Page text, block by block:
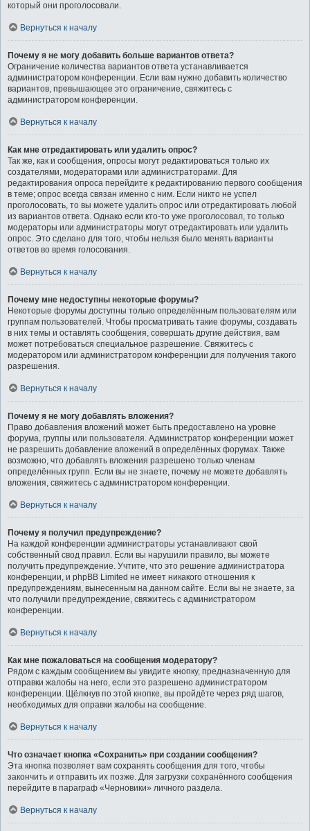
который они проголосовали.
Вернуться к началу
Почему я не могу добавить больше вариантов ответа?
Ограничение количества вариантов ответа устанавливается
администратором конференции. Если вам нужно добавить количество
вариантов, превышающее это ограничение, свяжитесь с
администратором конференции.
Вернуться к началу
Как мне отредактировать или удалить опрос?
Так же, как и сообщения, опросы могут редактироваться только их
создателями, модераторами или администраторами. Для
редактирования опроса перейдите к редактированию первого сообщения
в теме; опрос всегда связан именно с ним. Если никто не успел
проголосовать, то вы можете удалить опрос или отредактировать любой
из вариантов ответа. Однако если кто-то уже проголосовал, то только
модераторы или администраторы могут отредактировать или удалить
опрос. Это сделано для того, чтобы нельзя было менять варианты
ответов во время голосования.
Вернуться к началу
Почему мне недоступны некоторые форумы?
Некоторые форумы доступны только определённым пользователям или
группам пользователей. Чтобы просматривать такие форумы, создавать
в них темы и оставлять сообщения, совершать другие действия, вам
может потребоваться специальное разрешение. Свяжитесь с
модератором или администратором конференции для получения такого
разрешения.
Вернуться к началу
Почему я не могу добавлять вложения?
Право добавления вложений может быть предоставлено на уровне
форума, группы или пользователя. Администратор конференции может
не разрешить добавление вложений в определённых форумах. Также
возможно, что добавлять вложения разрешено только членам
определённых групп. Если вы не знаете, почему не можете добавлять
вложения, свяжитесь с администратором конференции.
Вернуться к началу
Почему я получил предупреждение?
На каждой конференции администраторы устанавливают свой
собственный свод правил. Если вы нарушили правило, вы можете
получить предупреждение. Учтите, что это решение администратора
конференции, и phpBB Limited не имеет никакого отношения к
предупреждениям, вынесенным на данном сайте. Если вы не знаете, за
что получили предупреждение, свяжитесь с администратором
конференции.
Вернуться к началу
Как мне пожаловаться на сообщения модератору?
Рядом с каждым сообщением вы увидите кнопку, предназначенную для
отправки жалобы на него, если это разрешено администратором
конференции. Щёлкнув по этой кнопке, вы пройдёте через ряд шагов,
необходимых для оправки жалобы на сообщение.
Вернуться к началу
Что означает кнопка «Сохранить» при создании сообщения?
Эта кнопка позволяет вам сохранять сообщения для того, чтобы
закончить и отправить их позже. Для загрузки сохранённого сообщения
перейдите в параграф «Черновики» личного раздела.
Вернуться к началу